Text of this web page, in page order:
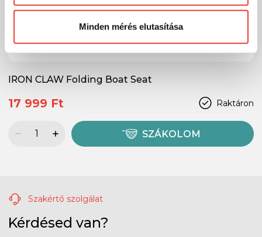
Előre is köszönjük!
Minden mérés elutasítása
IRON CLAW Folding Boat Seat
Raktáron
17 999 Ft
SZÁKOLOM
Szakértő szolgálat
Kérdésed van?